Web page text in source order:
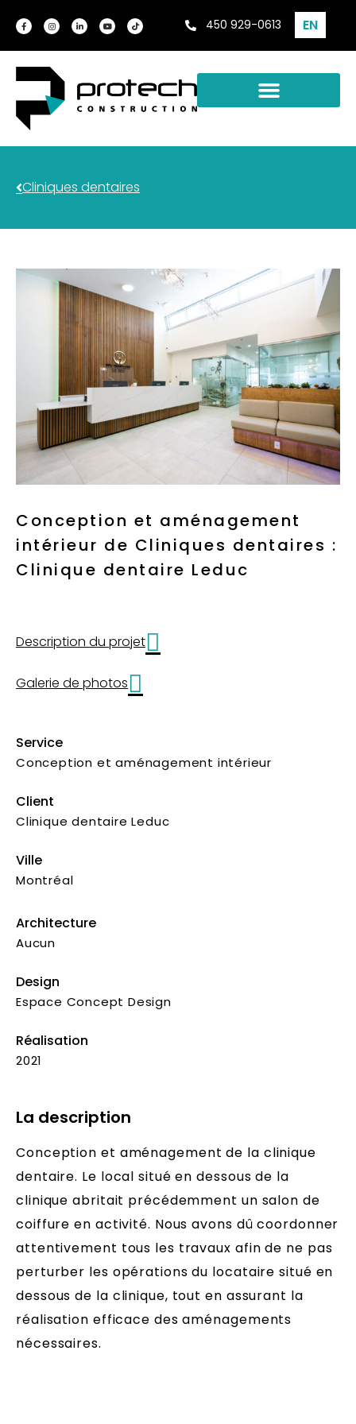
450 929-0613 EN
Cliniques dentaires
Conception et aménagement
intérieur de Cliniques dentaires :
Clinique dentaire Leduc
Description du projet
Galerie de photos
Service
Conception et aménagement intérieur
Client
Clinique dentaire Leduc
Ville
Montréal
Architecture
Aucun
Design
Espace Concept Design
Réalisation
2021
La description
Conception et aménagement de la clinique
dentaire. Le local situé en dessous de la
clinique abritait précédemment un salon de
coiffure en activité. Nous avons dû coordonner
attentivement tous les travaux afin de ne pas
perturber les opérations du locataire situé en
dessous de la clinique, tout en assurant la
réalisation efficace des aménagements
nécessaires.